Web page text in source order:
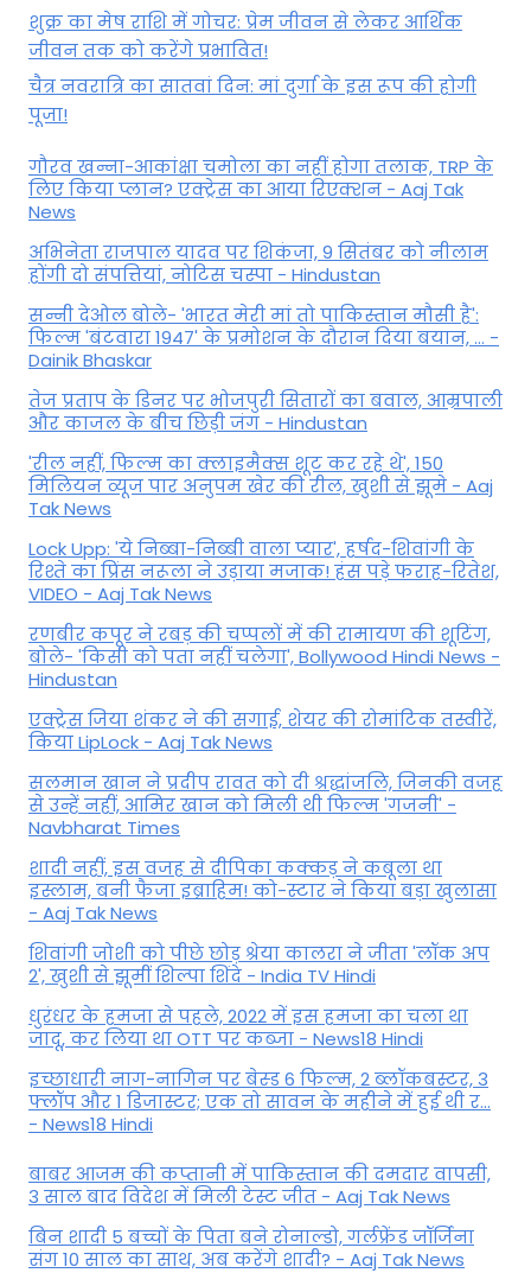
शुक्र का मेष राशि में गोचर: प्रेम जीवन से लेकर आर्थिक
जीवन तक को करेंगे प्रभावित!
चैत्र नवरात्रि का सातवां दिन: मां दुर्गा के इस रूप की होगी
पूजा!
गौरव खन्ना-आकांक्षा चमोला का नहीं होगा तलाक, TRP के
लिए किया प्लान? एक्ट्रेस का आया रिएक्शन - Aaj Tak
News
अभिनेता राजपाल यादव पर शिकंजा, 9 सितंबर को नीलाम
होंगी दो संपत्तियां, नोटिस चस्पा - Hindustan
सन्नी देओल बोले- 'भारत मेरी मां तो पाकिस्तान मौसी है':
फिल्म 'बंटवारा 1947' के प्रमोशन के दौरान दिया बयान, ... -
Dainik Bhaskar
तेज प्रताप के डिनर पर भोजपुरी सितारों का बवाल, आम्रपाली
और काजल के बीच छिड़ी जंग - Hindustan
'रील नहीं, फिल्म का क्लाइमैक्स शूट कर रहे थे', 150
मिलियन व्यूज पार अनुपम खेर की रील, खुशी से झूमे - Aaj
Tak News
Lock Upp: 'ये निब्बा-निब्बी वाला प्यार', हर्षद-शिवांगी के
रिश्ते का प्रिंस नरूला ने उड़ाया मजाक! हंस पड़े फराह-रितेश,
VIDEO - Aaj Tak News
रणबीर कपूर ने रबड़ की चप्पलों में की रामायण की शूटिंग,
बोले- 'किसी को पता नहीं चलेगा', Bollywood Hindi News -
Hindustan
एक्ट्रेस जिया शंकर ने की सगाई, शेयर की रोमांटिक तस्वीरें,
किया LipLock - Aaj Tak News
सलमान खान ने प्रदीप रावत को दी श्रद्धांजलि, जिनकी वजह
से उन्हें नहीं, आमिर खान को मिली थी फिल्म 'गजनी' -
Navbharat Times
शादी नहीं, इस वजह से दीपिका कक्कड़ ने कबूला था
इस्लाम, बनी फैजा इब्राहिम! को-स्टार ने किया बड़ा खुलासा
- Aaj Tak News
शिवांगी जोशी को पीछे छोड़ श्रेया कालरा ने जीता 'लॉक अप
2', खुशी से झूमीं शिल्पा शिंदे - India TV Hindi
धुरंधर के हमजा से पहले, 2022 में इस हमजा का चला था
जादू, कर लिया था OTT पर कब्जा - News18 Hindi
इच्छाधारी नाग-नागिन पर बेस्ड 6 फिल्म, 2 ब्लॉकबस्टर, 3
फ्लॉप और 1 डिजास्टर; एक तो सावन के महीने में हुई थी र...
- News18 Hindi
बाबर आजम की कप्तानी में पाकिस्तान की दमदार वापसी,
3 साल बाद विदेश में मिली टेस्ट जीत - Aaj Tak News
बिन शादी 5 बच्चों के पिता बने रोनाल्डो, गर्लफ्रेंड जॉर्जिना
संग 10 साल का साथ, अब करेंगे शादी? - Aaj Tak News